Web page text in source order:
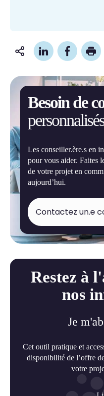
Partager
page
Besoin de
Les conseiller.ère.s en
pour vous aider. Faites
de votre projet en
aujourd’hui.
Contactez un.e
Restez à
nos
Je
Cet outil pratique et
disponibilité de l’offre
votre